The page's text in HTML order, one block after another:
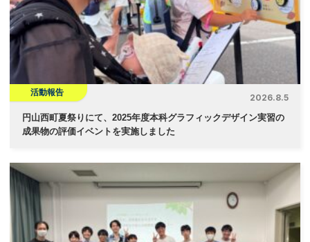
ョ
ン
活動報告
2026.8.5
円山西町夏祭りにて、2025年度本科グラフィックデザイン実習の
成果物の評価イベントを実施しました